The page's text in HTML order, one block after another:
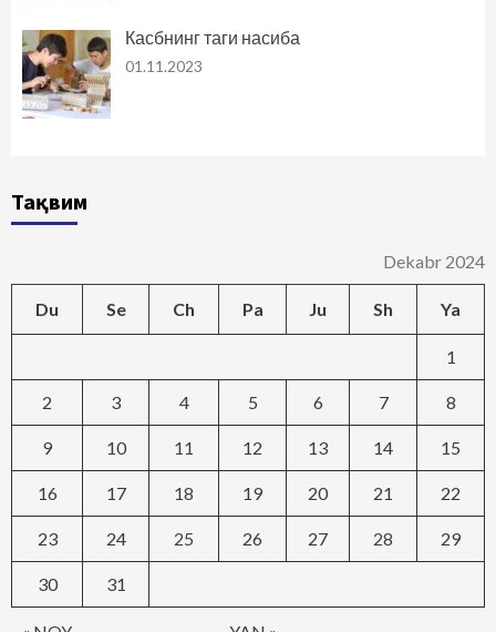
Касбнинг таги насиба
01.11.2023
Тақвим
Dekabr 2024
Du Se Ch Pa Ju Sh Ya
1
2 3 4 5 6 7 8
9 10 11 12 13 14 15
16 17 18 19 20 21 22
23 24 25 26 27 28 29
30 31